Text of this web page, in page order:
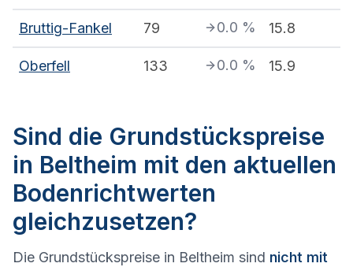
Bruttig-Fankel 79 0.0 % 15.8
Oberfell 133 0.0 % 15.9
Sind die Grundstückspreise
in Beltheim mit den aktuellen
Bodenrichtwerten
gleichzusetzen?
Die Grundstückspreise in Beltheim sind nicht mit